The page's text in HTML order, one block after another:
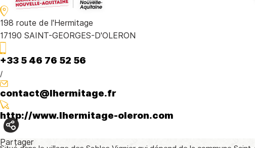
198 route de l'Hermitage
17190 SAINT-GEORGES-D'OLERON
+33 5 46 76 52 56
/
contact@lhermitage.fr
http://www.lhermitage-oleron.com
Partager